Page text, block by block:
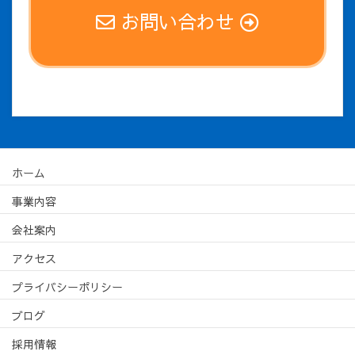
お問い合わせ
ホーム
事業内容
会社案内
アクセス
プライバシーポリシー
ブログ
採用情報